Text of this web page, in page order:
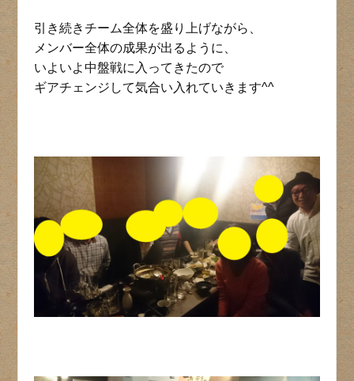
引き続きチーム全体を盛り上げながら、
メンバー全体の成果が出るように、
いよいよ中盤戦に入ってきたので
ギアチェンジして気合い入れていきます^^